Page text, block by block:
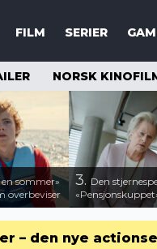
FILM SERIER
NORSK
en sommer»
overbeviser
3. Den
– den nye